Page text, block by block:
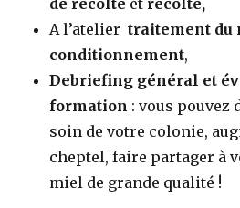
de récolte et récolte,
A l’ateliertraitement du
conditionnement,
Debriefing général et
formation : vous pouvez
soin de votre colonie,
cheptel, faire partager à
miel de grande qualité !